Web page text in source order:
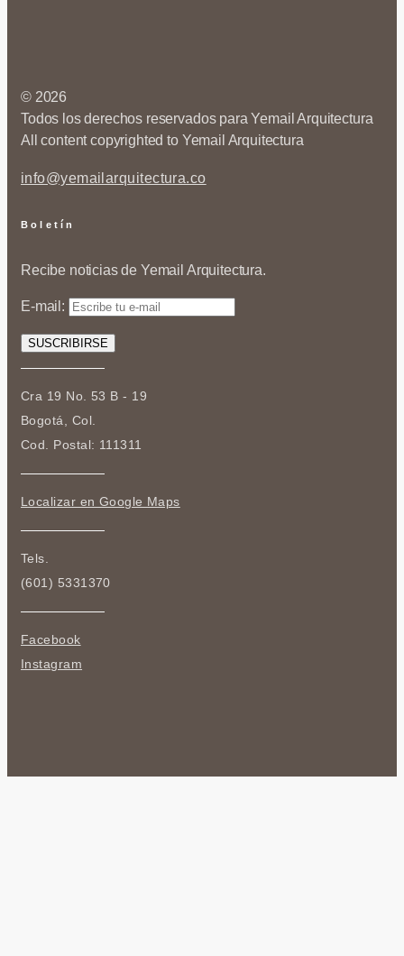
© 2026
Todos los derechos reservados para Yemail Arquitectura
All content copyrighted to Yemail Arquitectura
info@yemailarquitectura.co
Boletín
Recibe noticias de Yemail Arquitectura.
E-mail:
Cra 19 No. 53 B - 19
Bogotá, Col.
Cod. Postal: 111311
Localizar en Google Maps
Tels.
(601) 5331370
Facebook
Instagram